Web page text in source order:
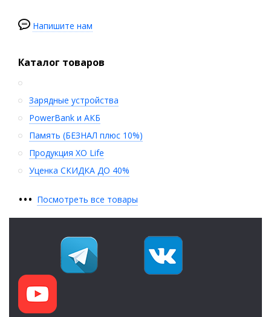
Напишите нам
Каталог товаров
Зарядные устройства
PowerBank и АКБ
Память (БЕЗНАЛ плюс 10%)
Продукция XO Life
Уценка СКИДКА ДО 40%
••• Посмотреть все товары